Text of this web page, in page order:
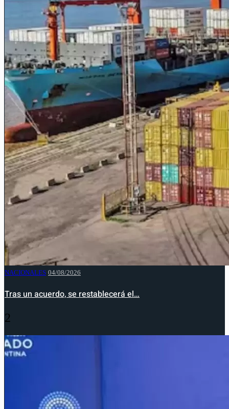
NACIONALES 04/08/2026
Tras un acuerdo, se restablecerá el…
2